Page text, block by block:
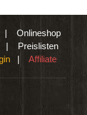
Onlineshop
| Preislisten
| Affiliate